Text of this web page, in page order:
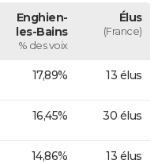
Enghien-
les-Bains
% des voix
Élus
(France)
17,89% 13 élus
16,45% 30 élus
14,86% 13 élus